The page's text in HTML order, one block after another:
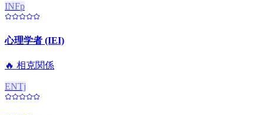
INFp
心理学者 (IEI)
🔥 相克関係
ENTj